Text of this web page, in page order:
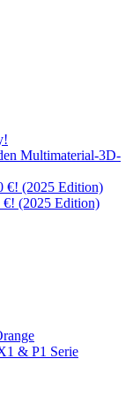
Multimaterial-3D-
€! (2025 Edition)
(2025 Edition)
& P1 Serie